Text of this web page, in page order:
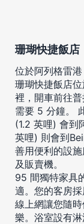
珊瑚快捷飯店
位於阿列格雷
珊瑚快捷飯店
裡，開車前往
需要 5 分鐘。
(1.2 英哩) 會到
英哩) 則會到
善用便利的設
及販賣機。
95 間獨特家具
適。您的客房
線上網讓您隨
樂。浴室設有淋